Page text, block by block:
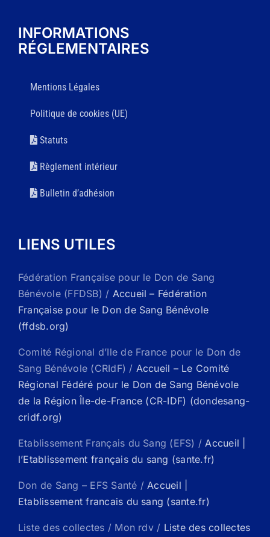
INFORMATIONS
RÉGLEMENTAIRES
Mentions Légales
Politique de cookies (UE)
Statuts
Règlement intérieur
Bulletin d’adhésion
LIENS UTILES
Fédération Française pour le Don de Sang
Bénévole (FFDSB) / Accueil – Fédération
Française pour le Don de Sang Bénévole
(ffdsb.org)
Comité Régional d’Ile de France pour le Don de
Sang Bénévole (CRIdF) / Accueil – Le Comité
Régional Fédéré pour le Don de Sang Bénévole
de la Région Île-de-France (CR-IDF) (dondesang-
cridf.org)
Etablissement Français du Sang (EFS) /Accueil |
l’Etablissement français du sang (sante.fr)
Don de Sang – EFS Santé /Accueil |
Etablissement francais du sang (sante.fr)
Liste des collectes / Mon rdv / Liste des collectes